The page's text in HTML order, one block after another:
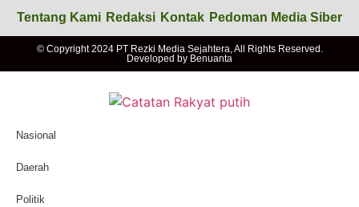
Tentang Kami Redaksi Kontak Pedoman Media Siber
© Copyright 2024 PT Rezki Media Sejahtera, All Rights Reserved.
Developed by Benuanta
Nasional
Daerah
Politik